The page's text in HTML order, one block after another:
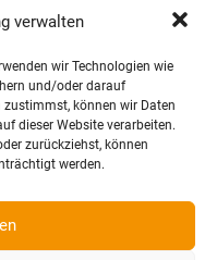
verwalten
wir Technologien wie
und/oder darauf
können wir Daten
dieser Website verarbeiten.
zurückziehst, können
werden.
Lebensphase für